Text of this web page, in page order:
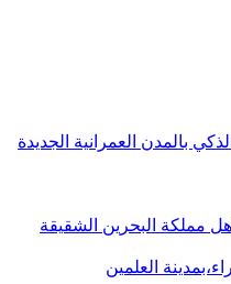
بالمدن العمرانية الجديدة
مملكة البحرين الشقيقة
العلمين